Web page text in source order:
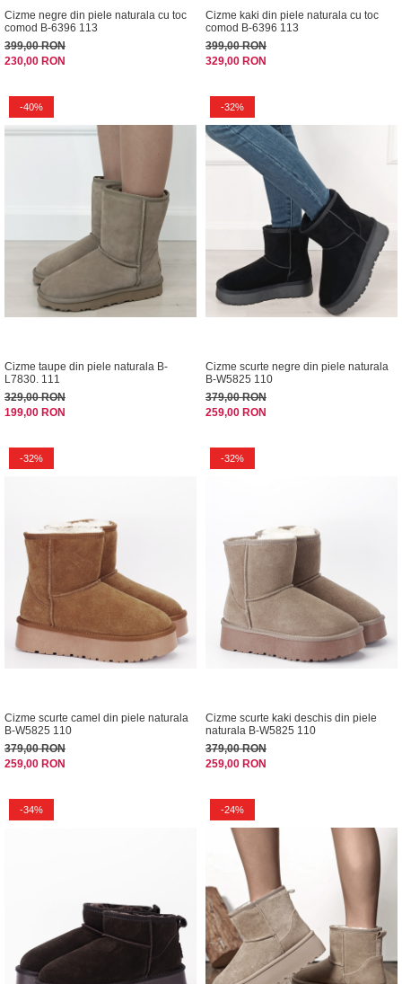
Cizme negre din piele naturala cu toc
comod B-6396 113
399,00 RON
230,00 RON
Cizme kaki din piele naturala cu toc
comod B-6396 113
399,00 RON
329,00 RON
-40%
Cizme taupe din piele naturala B-
L7830. 111
329,00 RON
199,00 RON
-32%
Cizme scurte negre din piele naturala
B-W5825 110
379,00 RON
259,00 RON
-32%
Cizme scurte camel din piele naturala
B-W5825 110
379,00 RON
259,00 RON
-32%
Cizme scurte kaki deschis din piele
naturala B-W5825 110
379,00 RON
259,00 RON
-34% -24%